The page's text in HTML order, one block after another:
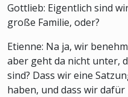
Gottlieb: Eigentlich sind
große Familie, oder?
Etienne: Na ja, wir
aber geht da nicht unter,
sind? Dass wir eine
haben, und dass wir